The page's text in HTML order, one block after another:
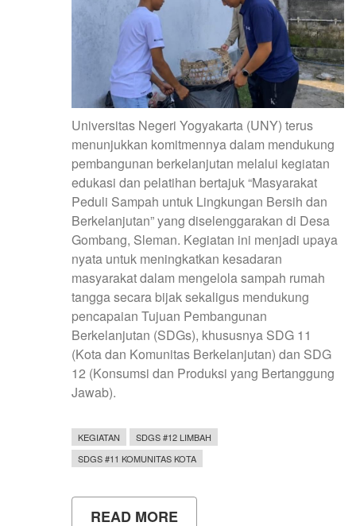
dan
Wawasan
Kebangsaan
Pelajar
Universitas Negeri Yogyakarta (UNY) terus
menunjukkan komitmennya dalam mendukung
pembangunan berkelanjutan melalui kegiatan
edukasi dan pelatihan bertajuk “Masyarakat
Peduli Sampah untuk Lingkungan Bersih dan
Berkelanjutan” yang diselenggarakan di Desa
Gombang, Sleman. Kegiatan ini menjadi upaya
nyata untuk meningkatkan kesadaran
masyarakat dalam mengelola sampah rumah
tangga secara bijak sekaligus mendukung
pencapaian Tujuan Pembangunan
Berkelanjutan (SDGs), khususnya SDG 11
(Kota dan Komunitas Berkelanjutan) dan SDG
12 (Konsumsi dan Produksi yang Bertanggung
Jawab).
KEGIATAN
SDGS #12 LIMBAH
SDGS #11 KOMUNITAS KOTA
READ MORE